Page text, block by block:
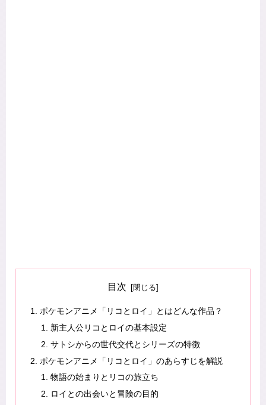
目次
ポケモンアニメ「リコとロイ」とはどんな作品？
新主人公リコとロイの基本設定
サトシからの世代交代とシリーズの特徴
ポケモンアニメ「リコとロイ」のあらすじを解説
物語の始まりとリコの旅立ち
ロイとの出会いと冒険の目的